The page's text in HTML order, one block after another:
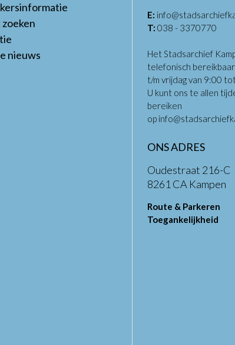
nieuws
E:
T: 038 - 3370770
Het Stadsarchief
telefonisch
t/m vrijdag van 9:00
U kunt ons te allen
bereiken
op
ONS ADRES
Oudestraat 216-C
8261 CA Kampen
Route & Parkeren
Toegankelijkheid